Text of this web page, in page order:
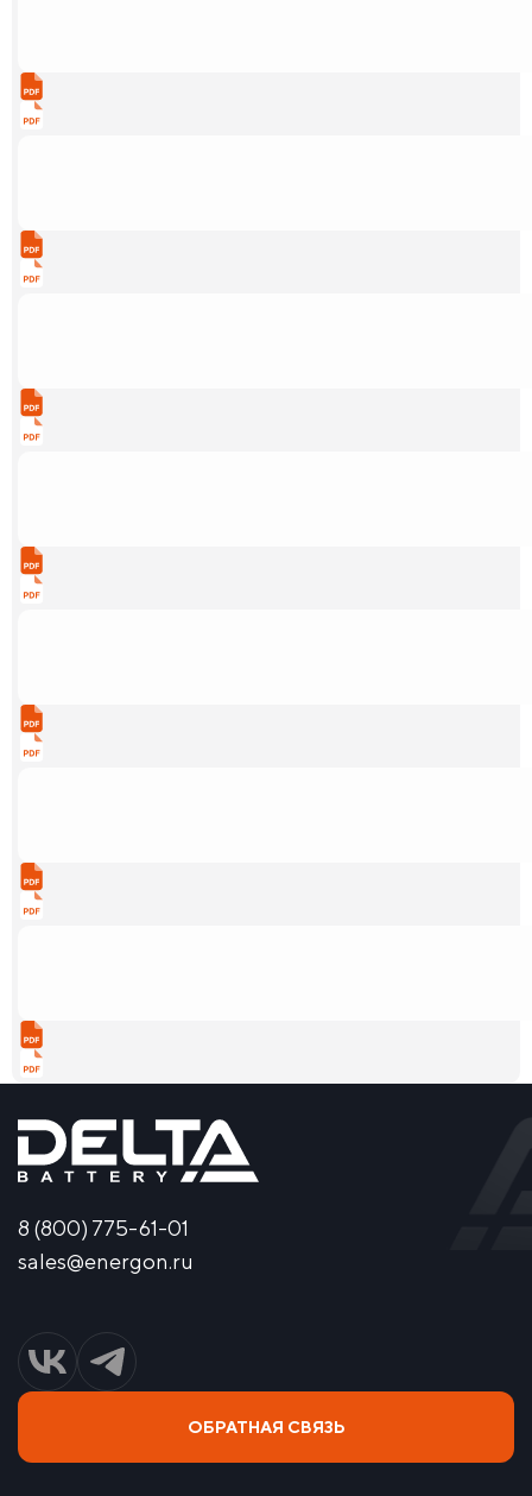
8 (800) 775-61-01
sales@energon.ru
ОБРАТНАЯ СВЯЗЬ